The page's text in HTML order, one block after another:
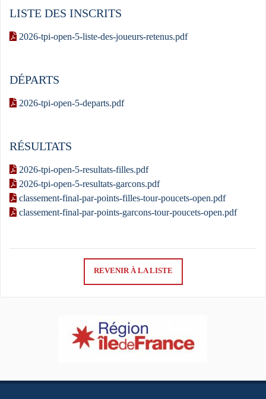
LISTE DES INSCRITS
2026-tpi-open-5-liste-des-joueurs-retenus.pdf
DÉPARTS
2026-tpi-open-5-departs.pdf
RÉSULTATS
2026-tpi-open-5-resultats-filles.pdf
2026-tpi-open-5-resultats-garcons.pdf
classement-final-par-points-filles-tour-poucets-open.pdf
classement-final-par-points-garcons-tour-poucets-open.pdf
REVENIR À LA LISTE